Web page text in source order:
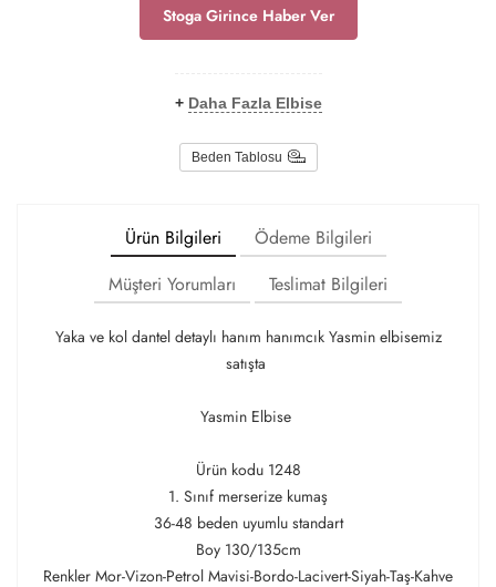
Stoga Girince Haber Ver
+ Daha Fazla Elbise
Beden Tablosu
Ürün Bilgileri
Ödeme Bilgileri
Müşteri Yorumları
Teslimat Bilgileri
Yaka ve kol dantel detaylı hanım hanımcık Yasmin elbisemiz
satışta
Yasmin Elbise
Ürün kodu 1248
1. Sınıf merserize kumaş
36-48 beden uyumlu standart
Boy 130/135cm
Renkler Mor-Vizon-Petrol Mavisi-Bordo-Lacivert-Siyah-Taş-Kahve